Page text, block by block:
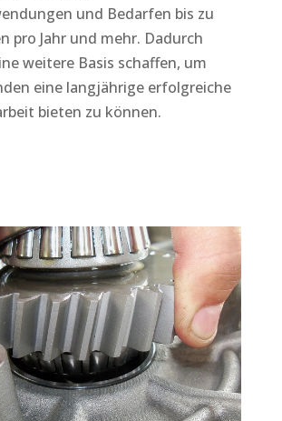
und Bedarfen bis zu
pro Jahr und mehr. Dadurch
weitere Basis schaffen, um
eine langjährige erfolgreiche
bieten zu können.